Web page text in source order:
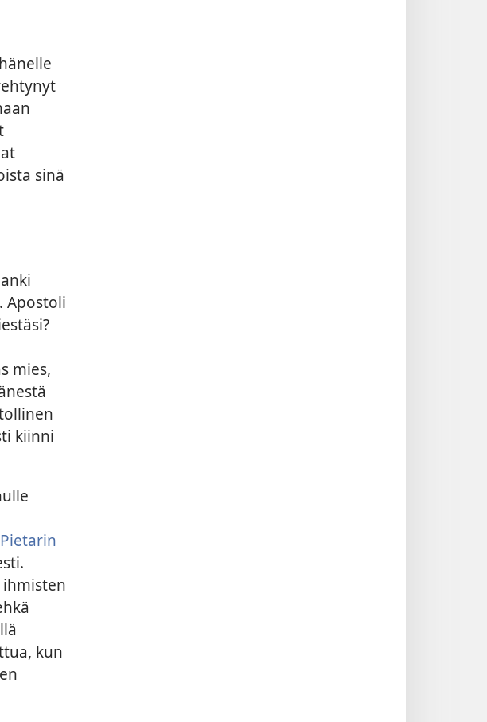
sinä
Apostoli
mies,
kiinni
kun